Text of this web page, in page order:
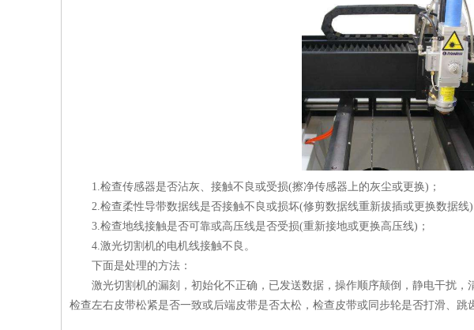
1.检查传感器是否沾灰、接触不良或受损(擦净传感器上的灰尘或更换)；
2.检查柔性导带数据线是否接触不良或损坏(修剪数据线重新拔插或更换数据线)
3.检查地线接触是否可靠或高压线是否受损(重新接地或更换高压线)；
4.激光切割机的电机线接触不良。
下面是处理的方法：
激光切割机的漏刻，初始化不正确，已发送数据，操作顺序颠倒，静电干扰
检查左右皮带松紧是否一致或后端皮带是否太松，检查皮带或同步轮是否打滑、跳